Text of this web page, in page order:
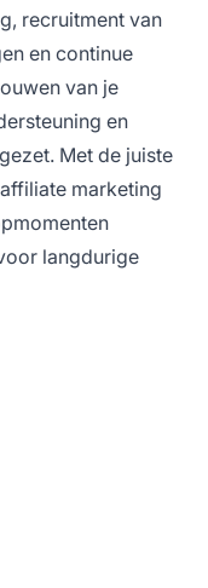
recruitment van
en continue
van je
en
Met de juiste
marketing
langdurige